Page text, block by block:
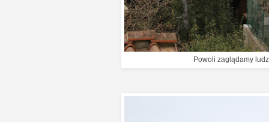
Powoli zaglądamy